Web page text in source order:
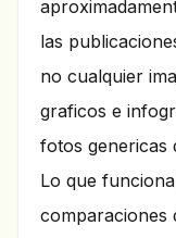
las
no cualquier
graficos e
fotos genericas
Lo que
comparaciones